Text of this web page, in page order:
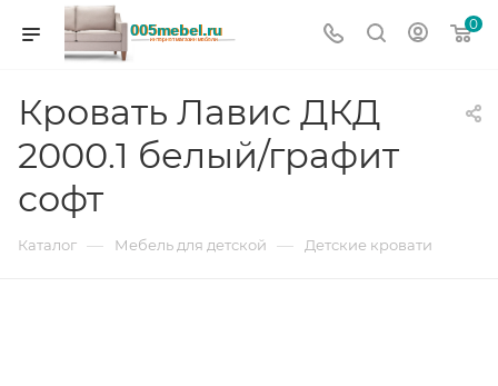
0
Кровать Лавис ДКД
2000.1 белый/графит
софт
Каталог — Мебель для детской — Детские кровати